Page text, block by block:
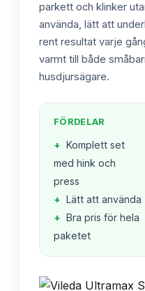
parkett och klinker
använda, lätt att
rent resultat varje
varmt till både
husdjursägare.
FÖRDELAR
+ Komplett set
med hink och
press
+ Lätt att använda
+ Bra pris för hela
paketet